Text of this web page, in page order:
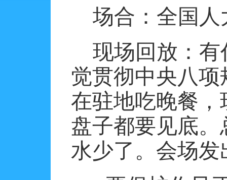
场合：全国
现场回放：
觉贯彻中央八
在驻地吃晚餐
盘子都要见底
水少了。会场